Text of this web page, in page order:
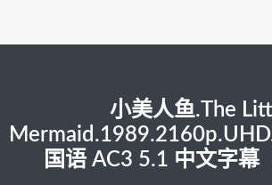
小美人鱼.The
国语 AC3 5.1 中文字幕